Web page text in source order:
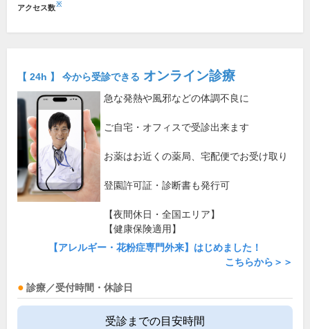
アクセス数※
【 24h 】 今から受診できる オンライン診療
急な発熱や風邪などの体調不良に
ご自宅・オフィスで受診出来ます
お薬はお近くの薬局、宅配便でお受け取り
登園許可証・診断書も発行可
【夜間休日・全国エリア】
【健康保険適用】
【アレルギー・花粉症専門外来】はじめました！
こちらから＞＞
診療／受付時間・休診日
受診までの目安時間